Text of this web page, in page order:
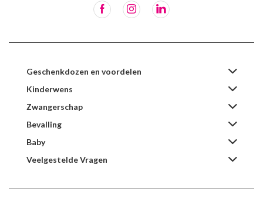
Geschenkdozen en voordelen
Kinderwens
Zwangerschap
Bevalling
Baby
Veelgestelde Vragen